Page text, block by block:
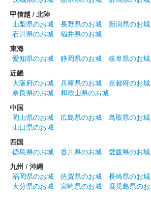
沼田城址 御城印 花まつり
販売終了
沼田城跡 御城印 城の日
沼田城跡 御城印
販売終了
沼田城跡 御城印 昭和百年 四月
甲信越 / 北陸
山梨県のお城
長野県のお城 新潟県のお城
石川県のお城
福井県のお城
東海
愛知県のお城
静岡県のお城 岐阜県のお城
近畿
大阪府のお城
兵庫県のお城 京都府のお城
奈良県のお城
和歌山県のお城
中国
岡山県のお城
広島県のお城 鳥取県のお城
山口県のお城
四国
徳島県のお城
香川県のお城 愛媛県のお城
九州 / 沖縄
福岡県のお城
佐賀県のお城 長崎県のお城
大分県のお城
宮崎県のお城 鹿児島県の